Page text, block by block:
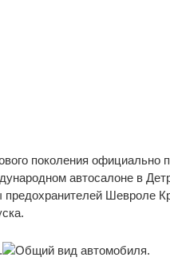
поколения официально
автосалоне в
Шевроле